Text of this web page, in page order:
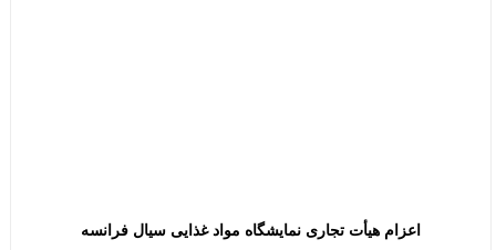
اعزام هیأت تجاری نمایشگاه مواد غذایی سیال فرانسه